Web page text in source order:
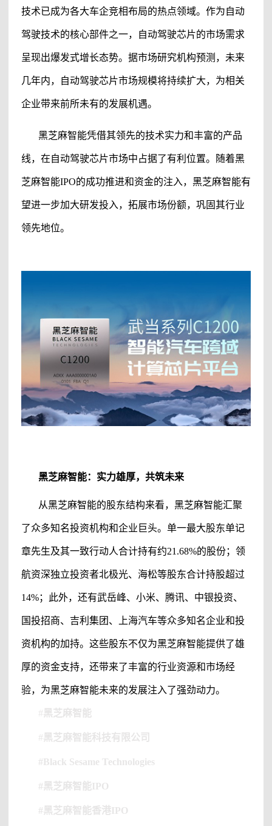
技术已成为各大车企竞相布局的热点领域。作为自动
驾驶技术的核心部件之一，自动驾驶芯片的市场需求
呈现出爆发式增长态势。据市场研究机构预测，未来
几年内，自动驾驶芯片市场规模将持续扩大，为相关
企业带来前所未有的发展机遇。
黑芝麻智能凭借其领先的技术实力和丰富的产品
线，在自动驾驶芯片市场中占据了有利位置。随着黑
芝麻智能IPO的成功推进和资金的注入， 黑芝麻智能有
望进一步加大研发投入，拓展市场份额，巩固其行业
领先地位。
黑芝麻智能：实力雄厚，共筑未来
从黑芝麻智能的股东结构来看， 黑芝麻智能汇聚
了众多知名投资机构和企业巨头。单一最大股东单记
章先生及其一致行动人合计持有约21.68%的股份；领
航资深独立投资者北极光、海松等股东合计持股超过
14%；此外，还有武岳峰、小米、腾讯、中银投资、
国投招商、吉利集团、上海汽车等众多知名企业和投
资机构的加持。这些股东不仅为黑芝麻智能提供了雄
厚的资金支持，还带来了丰富的行业资源和市场经
验，为黑芝麻智能未来的发展注入了强劲动力。
#黑芝麻智能
#黑芝麻智能科技有限公司
#Black Sesame Technologies
#黑芝麻智能IPO
#黑芝麻智能香港IPO